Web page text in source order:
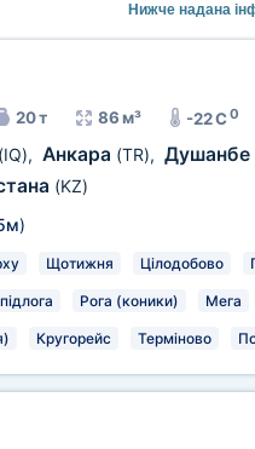
Нижче надана
20 т 86 м³ -22 C0
(IQ), Анкара (TR), Душанбе
(KZ)
)
Щотижня Цілодобово
Рога (коники) Мега
Кругорейс Терміново